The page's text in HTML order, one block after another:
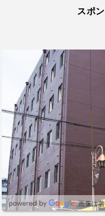
スポ
画像は